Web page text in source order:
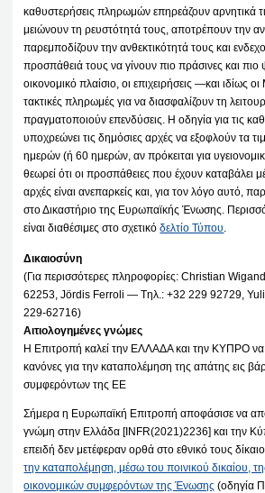
καθυστερήσεις πληρωμών επηρεάζουν αρνητικά
μειώνουν τη ρευστότητά τους, αποτρέπουν την
παρεμποδίζουν την ανθεκτικότητά τους και
προσπάθειά τους να γίνουν πιο πράσινες και πιο
οικονομικό πλαίσιο, οι επιχειρήσεις —και ιδίως
τακτικές πληρωμές για να διασφαλίζουν τη
πραγματοποιούν επενδύσεις. Η οδηγία για τις
υποχρεώνει τις δημόσιες αρχές να εξοφλούν τα
ημερών (ή 60 ημερών, αν πρόκειται για
θεωρεί ότι οι προσπάθειες που έχουν καταβάλει
αρχές είναι ανεπαρκείς και, για τον λόγο αυτό,
στο Δικαστήριο της Ευρωπαϊκής Ένωσης.
είναι διαθέσιμες στο σχετικόδελτίο Τύπου.
Δικαιοσύνη
(Για περισσότερες πληροφορίες: Christian
62253, Jördis Ferroli — Tηλ.: +32 229 92729,
229-62716)
Αιτιολογημένες γνώμες
Η Επιτροπή καλεί την ΕΛΛΑΔΑ και την ΚΥΠΡΟ
κανόνες για την καταπολέμηση της απάτης εις
συμφερόντων της ΕΕ
Σήμερα η Ευρωπαϊκή Επιτροπή αποφάσισε να
γνώμη στην Ελλάδα [INFR(2021)2236] και την
επειδή δεν μετέφεραν ορθά στο εθνικό τους
την καταπολέμηση, μέσω του ποινικού δικαίου,
οικονομικών συμφερόντων της Ένωσης (οδηγία